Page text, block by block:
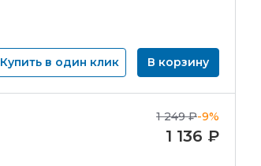
Купить в один клик В корзину
1 249₽-9%
1 136 ₽